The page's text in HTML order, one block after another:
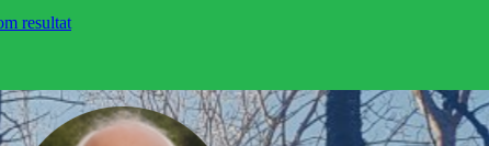
resultat